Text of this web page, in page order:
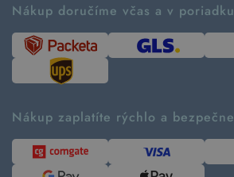
Návod ako nakupovať
Tabuľka veľkostí
Predávané značky
Kontakt
Ako tvoríme second hand
Časté otázky
Kde pomáhame
Udržateľnosť
Blog
Pre médiá
Nákup doručíme včas a v poriadku
Nákup zaplatíte rýchlo a bezpečne